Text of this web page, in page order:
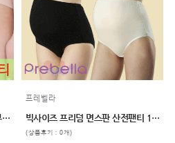
ALL 햄라인 오버팬티 빅사이즈 임부팬티 제왕팬티 만삭 2xl 3xl
프레벨라
빅사이즈 프리덤 면스판 산전팬티 110,120
(상품후기 : 0개)